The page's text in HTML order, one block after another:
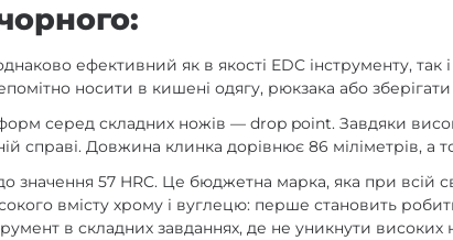
ефективний як в якості EDC інструменту,
носити в кишені одягу, рюкзака або
серед складних ножів — drop point. Завдяки
справі. Довжина клинка дорівнює 86 міліметрів, а
значення 57 HRC. Це бюджетна марка, яка при всій
вмісту хрому і вуглецю: перше становить
в складних завданнях, де не уникнути високих